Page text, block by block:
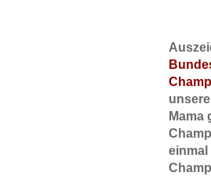
Mama
einmal